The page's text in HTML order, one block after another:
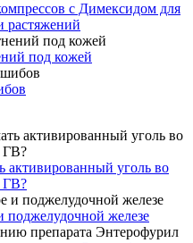
с Димексидом для
растяжений
под кожей
уголь во
ГВ?
железе